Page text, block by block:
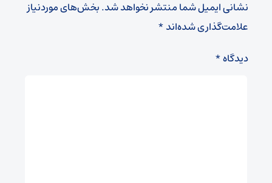
نشانی ایمیل شما منتشر نخواهد شد.بخش‌های موردنیاز
علامت‌گذاری شده‌اند*
دیدگاه*